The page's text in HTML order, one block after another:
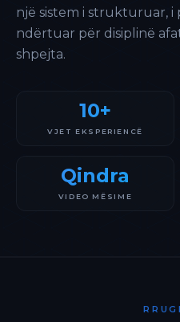
një sistem i strukturuar,
ndërtuar për disiplinë
shpejta.
10+
VJET EKSPERIENCË
Qindra
VIDEO MËSIME